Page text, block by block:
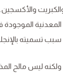
المعدنية
سبب تسميته
ليس مالح